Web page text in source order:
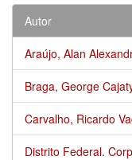
Autor
Araújo, Alan
Braga, George
Carvalho, Ricardo
Distrito Federal.